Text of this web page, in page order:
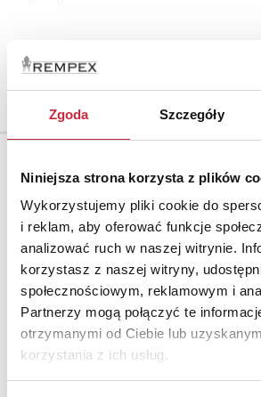
Zgoda Szczegóły
Niniejsza strona korzysta z plików
Wykorzystujemy pliki cookie do
i reklam, aby oferować funkcje
analizować ruch w naszej witrynie.
korzystasz z naszej witryny,
społecznościowym, reklamowym i
Partnerzy mogą połączyć te
otrzymanymi od Ciebie lub
korzystania z ich usług.
Cena oferowana
12 000 zł